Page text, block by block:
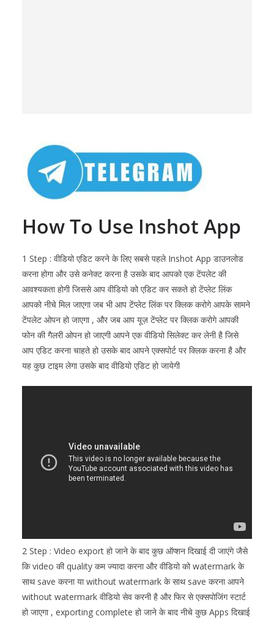
How To Use Inshot App
1 Step : वीडियो एडिट करने के लिए सबसे पहले Inshot App डाउनलोड
करना होगा और उसे कनेक्ट करना है उसके बाद आपको एक टेंपलेट की
आवश्यकता होगी जिससे आप वीडियो को एडिट कर सकते हो टेंप्लेट लिंक
आपको नीचे मिल जाएगा जब भी आप टेंप्लेट लिंक पर क्लिक करोगे आपके सामने
टेंपलेट ओपन हो जाएगा , और जब आप यूज़ टेंप्लेट पर क्लिक करोगे आपकी
फोन की गैलरी ओपन हो जाएगी आपने एक वीडियो सिलेक्ट कर लेनी है जिसे
आप एडिट करना चाहते हो उसके बाद आपने एक्सपोर्ट पर क्लिक करना है और
यह कुछ टाइम लेगा उसके बाद वीडियो एडिट हो जायेगी
2 Step : Video export हो जाने के बाद कुछ ऑप्शन दिखाई दी जाएंगे जैसे
कि video की quality कम ज्यादा करना और वीडियो को watermark के
साथ save करना या without watermark के साथ save करना आपने
without watermark वीडियो सेव करनी है और फिर से एक्सपोजिंग स्टार्ट
हो जाएगा , exporting complete हो जाने के बाद नीचे कुछ Apps दिखाई